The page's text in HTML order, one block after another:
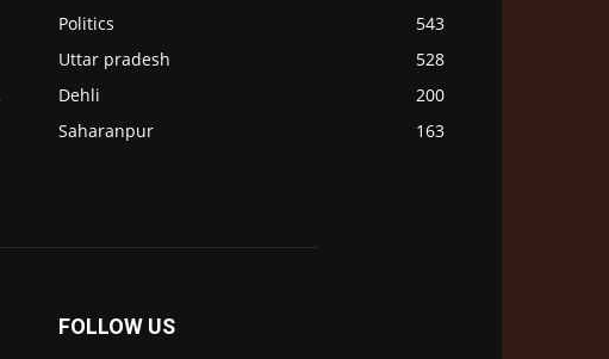
Politics
543
Uttar pradesh
528
Dehli
200
Saharanpur
163
FOLLOW US